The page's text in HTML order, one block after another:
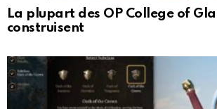
La plupart des OP College of
construisent